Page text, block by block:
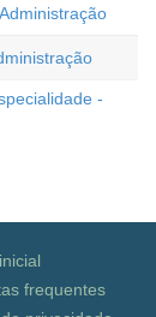
-
frequentes